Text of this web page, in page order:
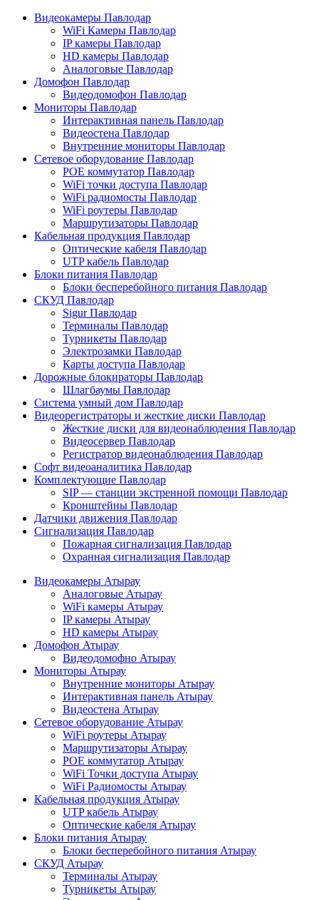
Видеокамеры Павлодар
WiFi Камеры Павлодар
IP камеры Павлодар
HD камеры Павлодар
Аналоговые Павлодар
Домофон Павлодар
Видеодомофон Павлодар
Мониторы Павлодар
Интерактивная панель Павлодар
Видеостена Павлодар
Внутренние мониторы Павлодар
Сетевое оборудование Павлодар
POE коммутатор Павлодар
WiFi точки доступа Павлодар
WiFi радиомосты Павлодар
WiFi роутеры Павлодар
Маршрутизаторы Павлодар
Кабельная продукция Павлодар
Оптические кабеля Павлодар
UTP кабель Павлодар
Блоки питания Павлодар
Блоки бесперебойного питания Павлодар
СКУД Павлодар
Sigur Павлодар
Терминалы Павлодар
Турникеты Павлодар
Электрозамки Павлодар
Карты доступа Павлодар
Дорожные блокираторы Павлодар
Шлагбаумы Павлодар
Система умный дом Павлодар
Видеорегистраторы и жесткие диски Павлодар
Жесткие диски для видеонаблюдения Павлодар
Видеосервер Павлодар
Регистратор видеонаблюдения Павлодар
Софт видеоаналитика Павлодар
Комплектующие Павлодар
SIP — станции экстренной помощи Павлодар
Кронштейны Павлодар
Датчики движения Павлодар
Сигнализация Павлодар
Пожарная сигнализация Павлодар
Охранная сигнализация Павлодар
Видеокамеры Атырау
Аналоговые Атырау
WiFi камеры Атырау
IP камеры Атырау
HD камеры Атырау
Домофон Атырау
Видеодомофно Атырау
Мониторы Атырау
Внутренние мониторы Атырау
Интерактивная панель Атырау
Видеостена Атырау
Сетевое оборудование Атырау
WiFi роутеры Атырау
Маршрутизаторы Атырау
POE коммутатор Атырау
WiFi Точки доступа Атырау
WiFi Радиомосты Атырау
Кабельная продукция Атырау
UTP кабель Атырау
Оптические кабеля Атырау
Блоки питания Атырау
Блоки бесперебойного питания Атырау
СКУД Атырау
Терминалы Атырау
Турникеты Атырау